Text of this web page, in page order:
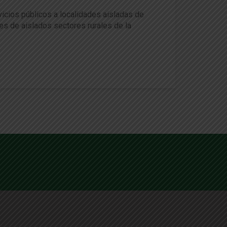
públicos a localidades aisladas de
de aislados sectores rurales de la